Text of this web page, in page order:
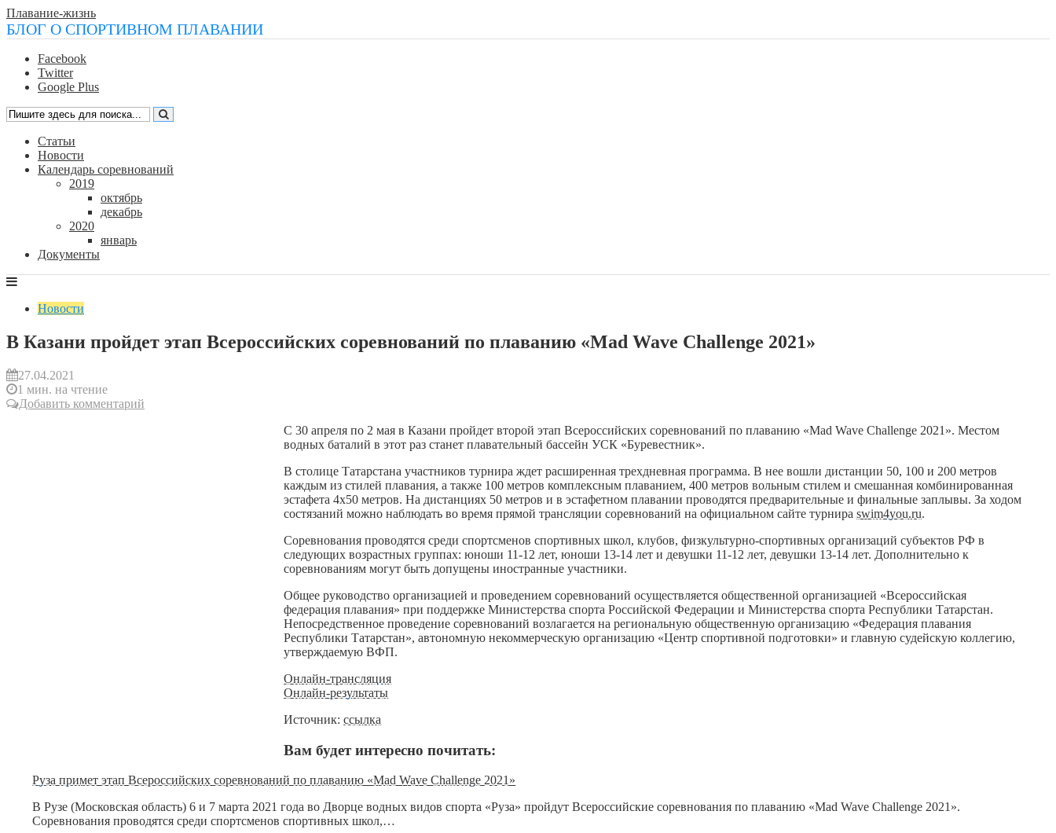
Плавание-жизнь
БЛОГ О СПОРТИВНОМ ПЛАВАНИИ
Facebook
Twitter
Google Plus
Статьи
Новости
Календарь соревнований
2019
октябрь
декабрь
2020
январь
Документы
Новости
В Казани пройдет этап Всероссийских соревнований по плаванию «Mad Wave Challenge 2021»
27.04.2021
1 мин. на чтение
Добавить комментарий
С 30 апреля по 2 мая в Казани пройдет второй этап Всероссийских соревнований по плаванию «Mad Wave Challenge 2021». Местом
водных баталий в этот раз станет плавательный бассейн УСК «Буревестник».
В столице Татарстана участников турнира ждет расширенная трехдневная программа. В нее вошли дистанции 50, 100 и 200 метров
каждым из стилей плавания, а также 100 метров комплексным плаванием, 400 метров вольным стилем и смешанная комбинированная
эстафета 4х50 метров. На дистанциях 50 метров и в эстафетном плавании проводятся предварительные и финальные заплывы. За ходом
состязаний можно наблюдать во время прямой трансляции соревнований на официальном сайте турнираswim4you.ru.
Соревнования проводятся среди спортсменов спортивных школ, клубов, физкультурно-спортивных организаций субъектов РФ в
следующих возрастных группах: юноши 11-12 лет, юноши 13-14 лет и девушки 11-12 лет, девушки 13-14 лет. Дополнительно к
соревнованиям могут быть допущены иностранные участники.
Общее руководство организацией и проведением соревнований осуществляется общественной организацией «Всероссийская
федерация плавания» при поддержке Министерства спорта Российской Федерации и Министерства спорта Республики Татарстан.
Непосредственное проведение соревнований возлагается на региональную общественную организацию «Федерация плавания
Республики Татарстан», автономную некоммерческую организацию «Центр спортивной подготовки» и главную судейскую коллегию,
утверждаемую ВФП.
Онлайн-трансляция
Онлайн-результаты
Источник:ссылка
Вам будет интересно почитать:
Руза примет этап Всероссийских соревнований по плаванию «Mad Wave Challenge 2021»
В Рузе (Московская область) 6 и 7 марта 2021 года во Дворце водных видов спорта «Руза» пройдут Всероссийские соревнования по плаванию «Mad Wave Challenge 2021».
Соревнования проводятся среди спортсменов спортивных школ,…